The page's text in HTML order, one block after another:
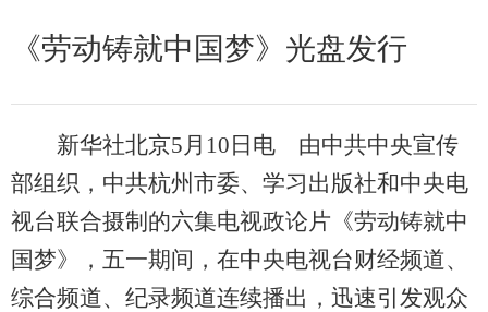
《劳动铸就中国梦》光盘发行
新华社北京5月10日电 由中共中央宣传
部组织，中共杭州市委、学习出版社和中央电
视台联合摄制的六集电视政论片《劳动铸就中
国梦》，五一期间，在中央电视台财经频道、
综合频道、纪录频道连续播出，迅速引发观众